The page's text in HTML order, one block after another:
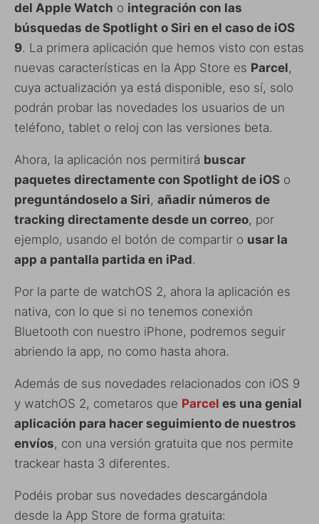
del Apple Watch o integración con las
búsquedas de Spotlight o Siri en el caso de iOS
9. La primera aplicación que hemos visto con estas
nuevas características en la App Store es Parcel,
cuya actualización ya está disponible, eso sí, solo
podrán probar las novedades los usuarios de un
teléfono, tablet o reloj con las versiones beta.
Ahora, la aplicación nos permitirá buscar
paquetes directamente con Spotlight de iOS o
preguntándoselo a Siri, añadir números de
tracking directamente desde un correo, por
ejemplo, usando el botón de compartir o usar la
app a pantalla partida en iPad.
Por la parte de watchOS 2, ahora la aplicación es
nativa, con lo que si no tenemos conexión
Bluetooth con nuestro iPhone, podremos seguir
abriendo la app, no como hasta ahora.
Además de sus novedades relacionados con iOS 9
y watchOS 2, cometaros que Parcel es una genial
aplicación para hacer seguimiento de nuestros
envíos, con una versión gratuita que nos permite
trackear hasta 3 diferentes.
Podéis probar sus novedades descargándola
desde la App Store de forma gratuita: